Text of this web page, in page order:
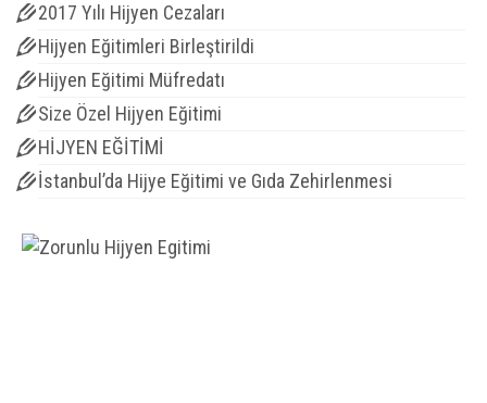
2017 Yılı Hijyen Cezaları
Hijyen Eğitimleri Birleştirildi
Hijyen Eğitimi Müfredatı
Size Özel Hijyen Eğitimi
HİJYEN EĞİTİMİ
İstanbul’da Hijye Eğitimi ve Gıda Zehirlenmesi